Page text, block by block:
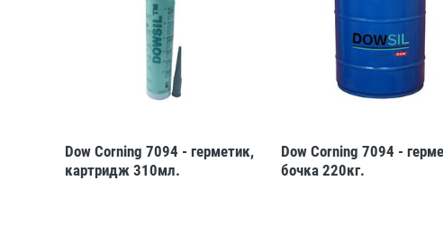
Dow Corning 7094 - герметик,
картридж 310мл.
Dow Corning 7094 -
бочка 220кг.